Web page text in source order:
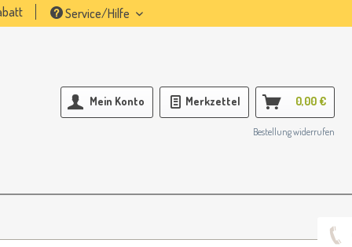
Service/Hilfe
Mein Konto Merkzettel 0,00 €
Bestellung widerrufen